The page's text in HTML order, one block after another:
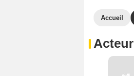
Accueil
Acteur